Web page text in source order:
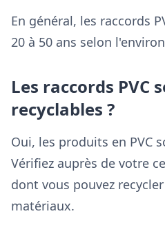
En général, les raccords
20 à 50 ans selon
Les raccords PVC
recyclables ?
Oui, les produits en PVC
Vérifiez auprès de votre
dont vous pouvez
matériaux.